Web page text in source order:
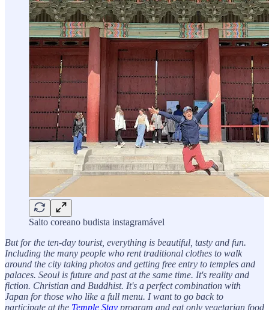
Salto coreano budista instagramável
But for the ten-day tourist, everything is beautiful, tasty and fun.
Including the many people who rent traditional clothes to walk
around the city taking photos and getting free entry to temples and
palaces. Seoul is future and past at the same time. It's reality and
fiction. Christian and Buddhist. It's a perfect combination with
Japan for those who like a full menu. I want to go back to
participate at the Temple Stay program and eat only vegetarian food